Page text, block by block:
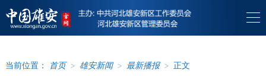
当前位置： 首页 > 雄安新闻 > 最新播报 > 正文